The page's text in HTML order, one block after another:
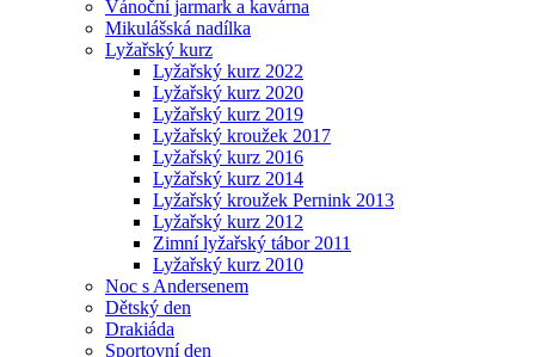
Vánoční jarmark a kavárna
Mikulášská nadílka
Lyžařský kurz
Lyžařský kurz 2022
Lyžařský kurz 2020
Lyžařský kurz 2019
Lyžařský kroužek 2017
Lyžařský kurz 2016
Lyžařský kurz 2014
Lyžařský kroužek Pernink 2013
Lyžařský kurz 2012
Zimní lyžařský tábor 2011
Lyžařský kurz 2010
Noc s Andersenem
Dětský den
Drakiáda
Sportovní den